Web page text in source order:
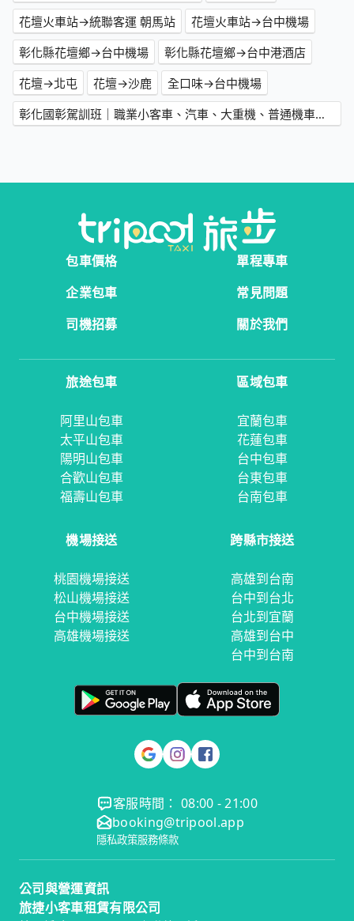
花壇火車站→統聯客運 朝馬站
花壇火車站→台中機場
彰化縣花壇鄉→台中機場
彰化縣花壇鄉→台中港酒店
花壇→北屯
花壇→沙鹿
全口味→台中機場
彰化國彰駕訓班｜職業小客車、汽車、大重機、普通機車駕訓班,彰化考照推薦首選→台中機場
包車價格
單程專車
企業包車
常見問題
司機招募
關於我們
旅途包車
阿里山包車
太平山包車
陽明山包車
合歡山包車
福壽山包車
區域包車
宜蘭包車
花蓮包車
台中包車
台東包車
台南包車
機場接送
桃園機場接送
松山機場接送
台中機場接送
高雄機場接送
跨縣市接送
高雄到台南
台中到台北
台北到宜蘭
高雄到台中
台中到台南
客服時間： 08:00 - 21:00
booking@tripool.app
隱私政策服務條款
公司與營運資訊
旅捷小客車租賃有限公司